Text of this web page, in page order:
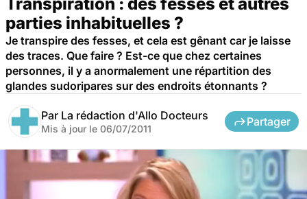
parties inhabituelles ?
Je transpire des fesses, et cela est gênant car je laisse
des traces. Que faire ? Est-ce que chez certaines
personnes, il y a anormalement une répartition des
glandes sudoripares sur des endroits étonnants ?
Par La rédaction d'Allo Docteurs
Mis à jour le 06/07/2011
Partager